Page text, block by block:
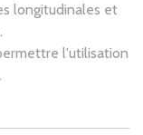
longitudinales et
l'utilisation